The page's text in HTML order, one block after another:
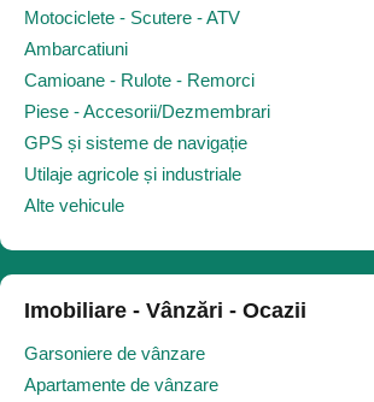
Motociclete - Scutere - ATV
Ambarcatiuni
Camioane - Rulote - Remorci
Piese - Accesorii/Dezmembrari
GPS și sisteme de navigație
Utilaje agricole și industriale
Alte vehicule
Imobiliare - Vânzări - Ocazii
Garsoniere de vânzare
Apartamente de vânzare